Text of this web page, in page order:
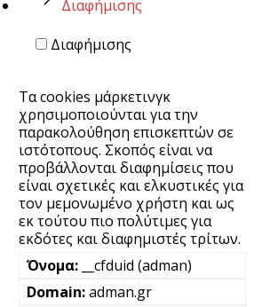
Διαφήμισης
Διαφήμισης
Τα cookies μάρκετινγκ
χρησιμοποιούνται για την
παρακολούθηση επισκεπτών σε
ιστότοπους. Σκοπός είναι να
προβάλλονται διαφημίσεις που
είναι σχετικές και ελκυστικές για
τον μεμονωμένο χρήστη και ως
εκ τούτου πιο πολύτιμες για
εκδότες και διαφημιστές τρίτων.
__cfduid (adman)
adman.gr